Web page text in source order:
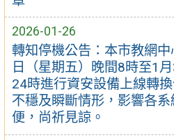
2026-01-26
轉知停機公告：本市教網
日（星期五）晚間8時至1
24時進行資安設備上線轉
不穩及瞬斷情形，影響各
便，尚祈見諒。